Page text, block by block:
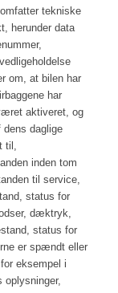
tekniske
herunder data
om, at bilen har
har
aktiveret, og
daglige
til,
inden tom
til service,
status for
dæktryk,
status for
er spændt eller
eksempel i
oplysninger,